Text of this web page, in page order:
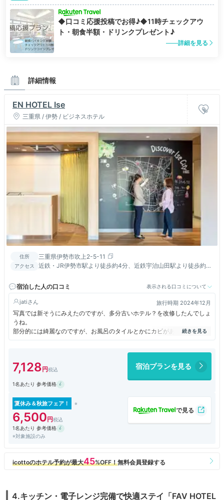
◆口コミ応援投稿でお得♪◆11時チェックアウ
ト・朝食半額・ドリンクプレゼント♪
詳細を見る
詳細情報
EN HOTEL Ise
三重県 / 伊勢 / ビジネスホテル
住所 三重県伊勢市吹上2-5-11
アクセス
近鉄・JR伊勢市駅より徒歩約4分、近鉄宇治山田駅より徒歩約5
宿泊した人の口コミ
表示される口コミについて
jati 旅行時期 2024年12月
写真では新そうにみえたのですが、多分古いホテル？を改修したんでしょ
うね。
部分的には綺麗なのですが、お風呂のタイルとかにカビがあったり、
洗面がちょっと臭ったり。
前の道を踏切方面に行ったところにスーパーがあるので
そちらでお惣菜的なものを買うこともできますが。
7,128 宿泊プランを見る
1名あたり 参考価格
夏休み＆秋旅フェア！
6,500
1名あたり 参考価格
※対象施設のみ
4.キッチン・電子レンジ完備で快適ステイ「FAV HOTEL